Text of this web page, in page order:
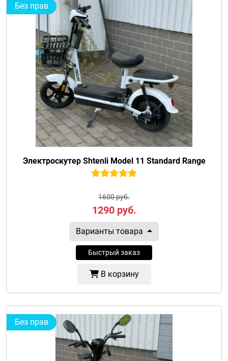
Без прав
Электроскутер Shtenli Model 11 Standard Range
1600 руб.
1290руб.
Варианты товара
Быстрый заказ
В корзину
Без прав